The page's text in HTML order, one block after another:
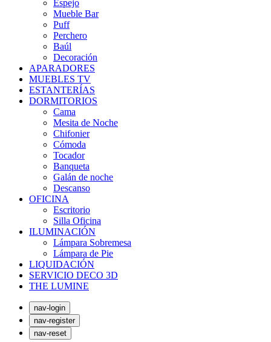
Espejo
Mueble Bar
Puff
Perchero
Baúl
Decoración
APARADORES
MUEBLES TV
ESTANTERÍAS
DORMITORIOS
Cama
Mesita de Noche
Chifonier
Cómoda
Tocador
Banqueta
Galán de noche
Descanso
OFICINA
Escritorio
Silla Oficina
ILUMINACIÓN
Lámpara Sobremesa
Lámpara de Pie
LIQUIDACIÓN
SERVICIO DECO 3D
THE LUMINE
nav-login
nav-register
nav-reset